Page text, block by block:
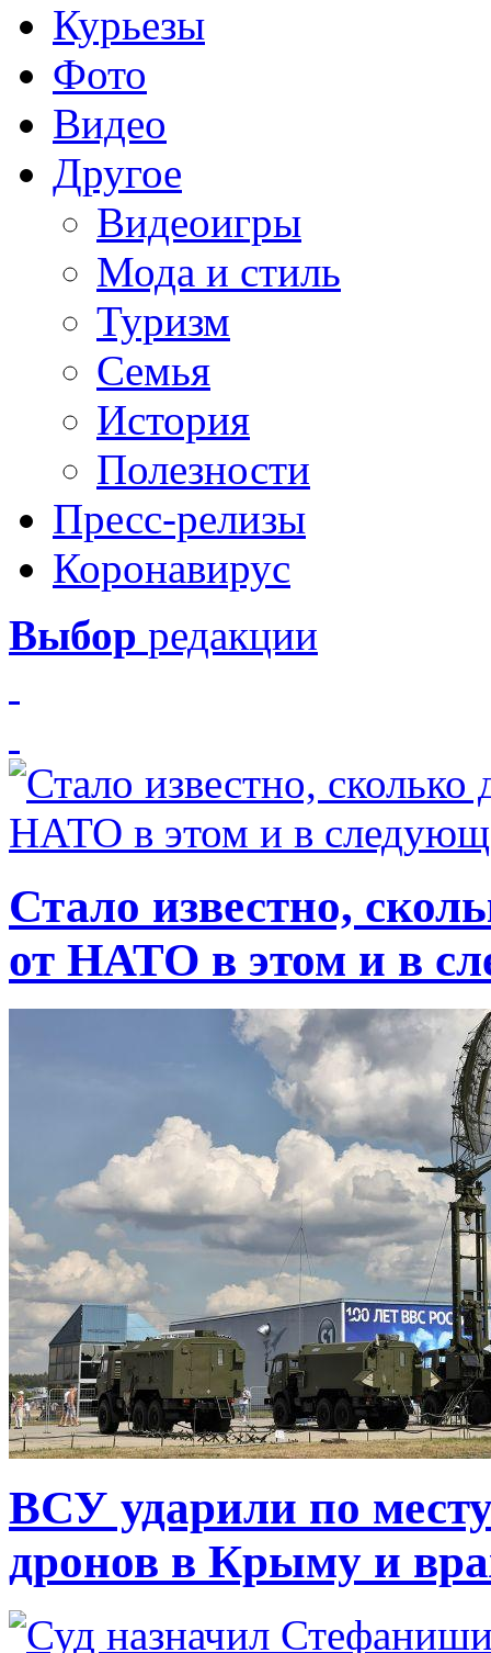
Курьезы
Фото
Видео
Другое
Видеоигры
Мода и стиль
Туризм
Семья
История
Полезности
Пресс-релизы
Коронавирус
Выбор редакции
Стало известно,
от НАТО в этом и в
ВСУ ударили по
дронов в Крыму и